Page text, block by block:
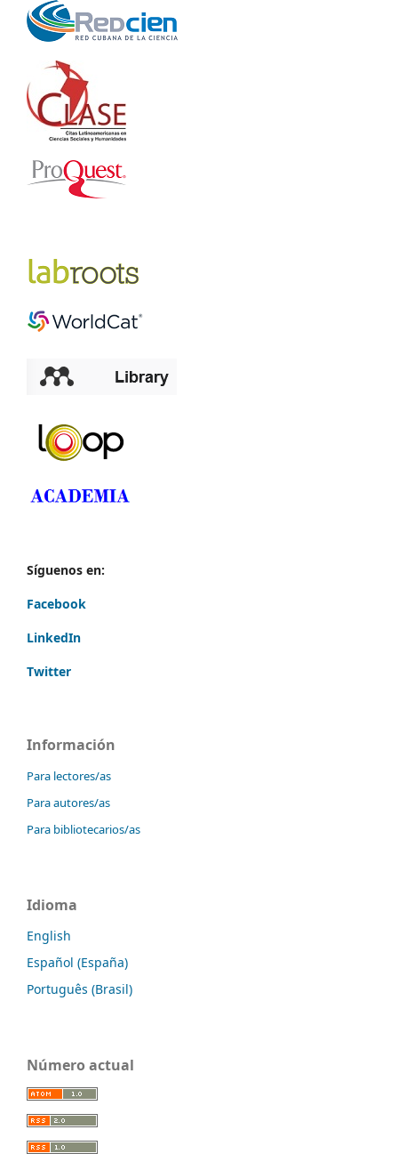
Síguenos en:
Facebook
LinkedIn
Twitter
Información
Para lectores/as
Para autores/as
Para bibliotecarios/as
Idioma
English
Español (España)
Português (Brasil)
Número actual